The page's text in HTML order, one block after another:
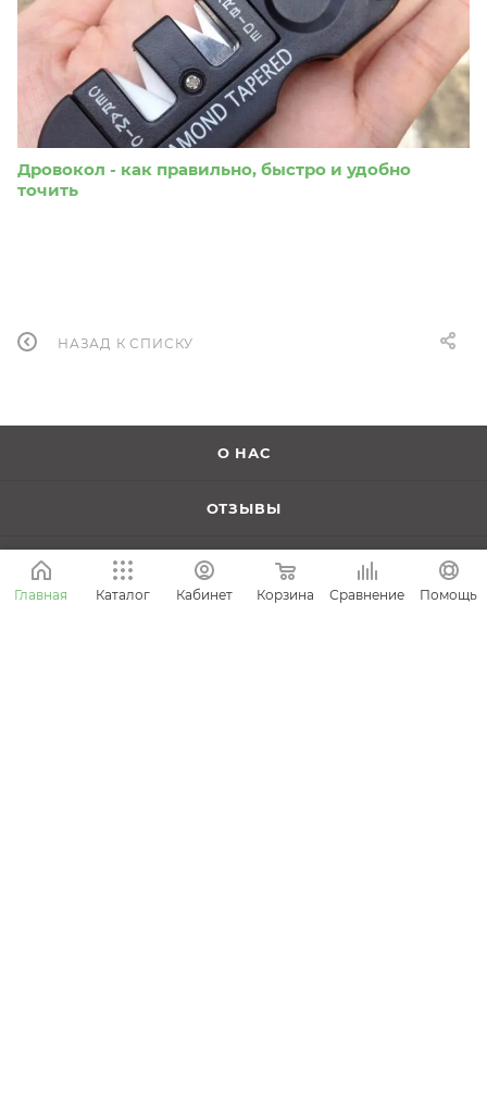
Дровокол - как правильно, быстро и удобно
точить
НАЗАД К СПИСКУ
О НАС
ОТЗЫВЫ
КОНТАКТЫ
Главная Каталог Кабинет Корзина Сравнение Помощь